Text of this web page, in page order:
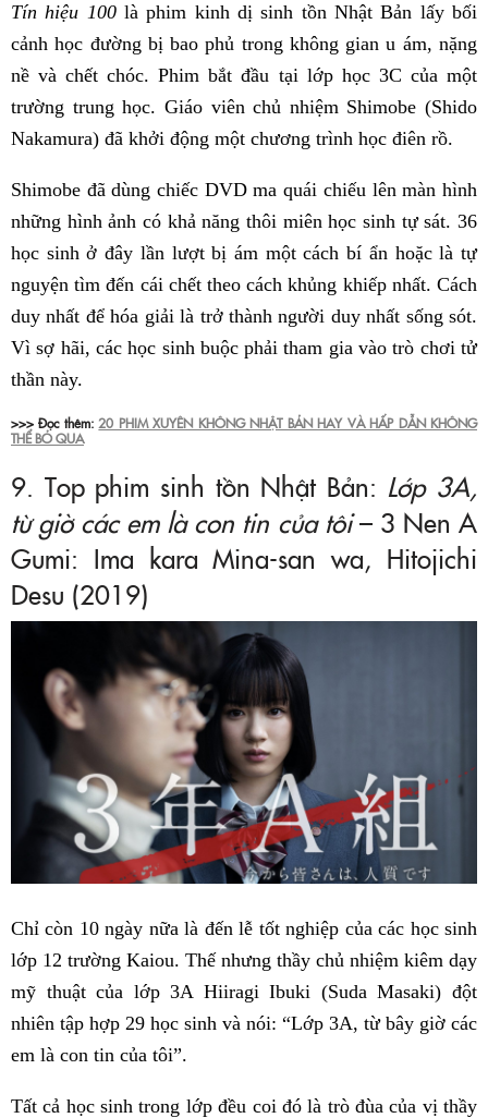
Tín hiệu 100là phim kinh dị sinh tồn Nhật Bản lấy bối
cảnh học đường bị bao phủ trong không gian u ám, nặng
nề và chết chóc. Phim bắt đầu tại lớp học 3C của một
trường trung học. Giáo viên chủ nhiệm Shimobe (Shido
Nakamura) đã khởi động một chương trình học điên rồ.
Shimobe đã dùng chiếc DVD ma quái chiếu lên màn hình
những hình ảnh có khả năng thôi miên học sinh tự sát. 36
học sinh ở đây lần lượt bị ám một cách bí ẩn hoặc là tự
nguyện tìm đến cái chết theo cách khủng khiếp nhất. Cách
duy nhất để hóa giải là trở thành người duy nhất sống sót.
Vì sợ hãi, các học sinh buộc phải tham gia vào trò chơi tử
thần này.
>>> Đọc thêm: 20 PHIM XUYÊN KHÔNG NHẬT BẢN HAY VÀ HẤP DẪN KHÔNG
THỂ BỎ QUA
9. Top phim sinh tồn Nhật Bản: Lớp 3A,
từ giờ các em là con tin của tôi– 3 Nen A
Gumi: Ima kara Mina-san wa, Hitojichi
Desu (2019)
Chỉ còn 10 ngày nữa là đến lễ tốt nghiệp của các học sinh
lớp 12 trường Kaiou. Thế nhưng thầy chủ nhiệm kiêm dạy
mỹ thuật của lớp 3A Hiiragi Ibuki (Suda Masaki) đột
nhiên tập hợp 29 học sinh và nói: “Lớp 3A, từ bây giờ các
em là con tin của tôi”.
Tất cả học sinh trong lớp đều coi đó là trò đùa của vị thầy